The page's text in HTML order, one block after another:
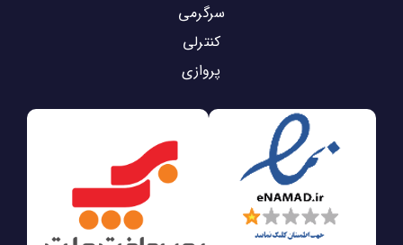
سرگرمی
کنترلی
پروازی